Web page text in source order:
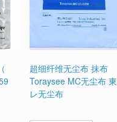
超细纤维无尘布 抹布
Toraysee MC无尘布 東
レ无尘布